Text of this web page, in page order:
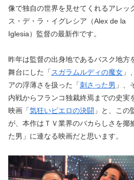
像で独自の世界を見せてくれるアレッ
ス・デ・ラ・イグレシア（Alex de la
Iglesia）監督の最新作です。
昨年は監督の出身地であるバスク地方
舞台にした「 スガラムルディの魔女 」
アの浮薄さを扱った「刺さった男 」、
内戦からフランコ独裁終焉までの史実
映画「気狂いピエロの決闘 」と、この
が、本作はＴＶ業界のバカらしさを揶
た男」に連なる映画だと思います。